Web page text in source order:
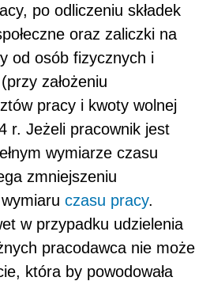
po odliczeniu składek
oraz zaliczki na
od osób fizycznych i
założeniu
pracy i kwoty wolnej
r. Jeżeli pracownik jest
wymiarze czasu
zmniejszeniu
czasu pracy.
w przypadku udzielenia
pracodawca nie może
która by powodowała